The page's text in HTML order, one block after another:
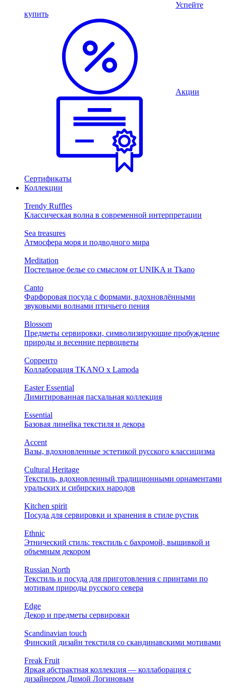
Успейте
купить
Акции
Сертификаты
Коллекции
Trendy Ruffles
Классическая волна в современной интерпретации
Sea treasures
Атмосфера моря и подводного мира
Meditation
Постельное белье со смыслом от UNIKA и Tkano
Canto
Фарфоровая посуда с формами, вдохновлёнными
звуковыми волнами птичьего пения
Blossom
Предметы сервировки, символизирующие пробуждение
природы и весенние первоцветы
Сорренто
Коллаборация TKANO х Lamoda
Easter Essential
Лимитированная пасхальная коллекция
Essential
Базовая линейка текстиля и декора
Accent
Вазы, вдохновленные эстетикой русского классицизма
Cultural Heritage
Текстиль, вдохновленный традиционными орнаментами
уральских и сибирских народов
Kitchen spirit
Посуда для сервировки и хранения в стиле рустик
Ethnic
Этнический стиль: текстиль с бахромой, вышивкой и
объемным декором
Russian North
Текстиль и посуда для приготовления с принтами по
мотивам природы русского севера
Edge
Декор и предметы сервировки
Scandinavian touch
Финский дизайн текстиля со скандинавскими мотивами
Freak Fruit
Яркая абстрактная коллекция — коллаборация с
дизайнером Димой Логиновым